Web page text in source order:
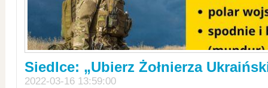
Siedlce: „Ubierz Żołnierza
2022-03-16 13:59:00